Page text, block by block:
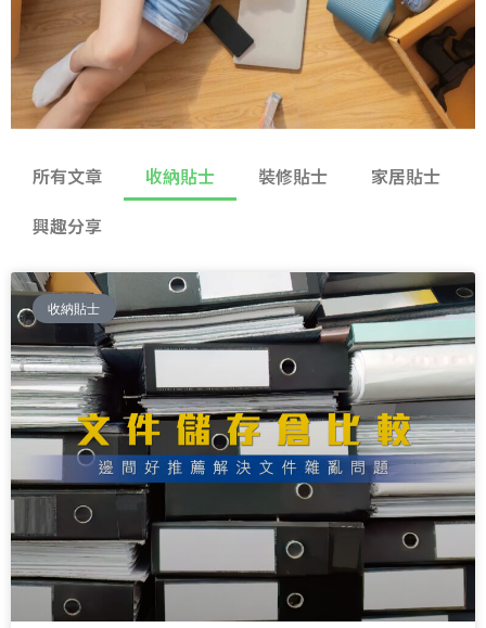
所有文章 收納貼士 裝修貼士
家居貼士
興趣分享
收納貼士